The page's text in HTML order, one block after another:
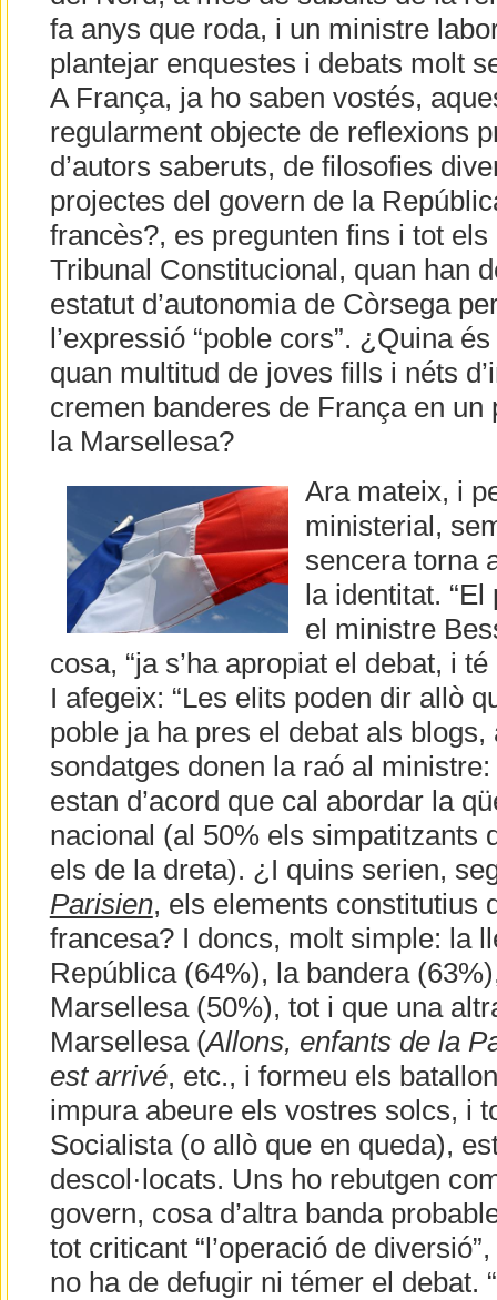
fa anys que roda, i un ministre
plantejar enquestes i debats molt
A França, ja ho saben vostés,
regularment objecte de reflexions
d’autors saberuts, de filosofies
projectes del govern de la
francès?, es pregunten fins i tot
Tribunal Constitucional, quan han
estatut d’autonomia de Còrsega
l’expressió “poble cors”. ¿Quina
quan multitud de joves fills i néts
cremen banderes de França en un
la Marsellesa?
Ara mateix, i
ministerial,
sencera torna
la identitat.
el ministre
cosa, “ja s’ha apropiat el debat, i
I afegeix: “Les elits poden dir allò
poble ja ha pres el debat als blogs,
sondatges donen la raó al
estan d’acord que cal abordar la
nacional (al 50% els simpatitzants
els de la dreta). ¿I quins serien,
Parisien, els elements constitutius
francesa? I doncs, molt simple: la
República (64%), la bandera
Marsellesa (50%), tot i que una
Marsellesa (Allons, enfants de la
est arrivé, etc., i formeu els
impura abeure els vostres solcs, i
Socialista (o allò que en queda),
descol·locats. Uns ho rebutgen
govern, cosa d’altra banda
tot criticant “l’operació de
no ha de defugir ni témer el debat.